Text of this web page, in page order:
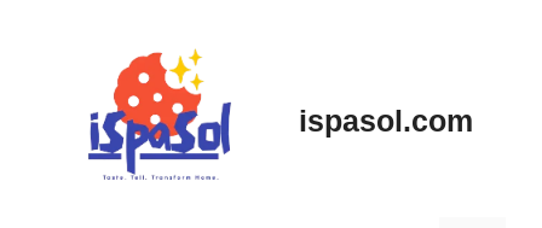
ispasol.com